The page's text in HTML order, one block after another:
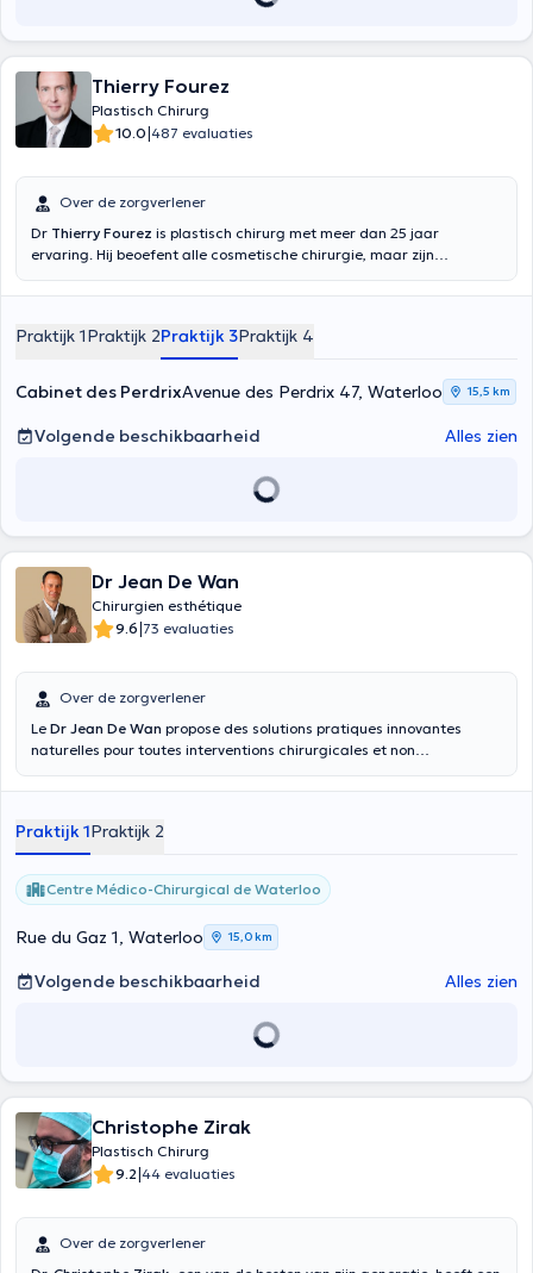
Thierry Fourez
Plastisch Chirurg
10.0|487 evaluaties
Over de zorgverlener
Dr Thierry Fourez is plastisch chirurg met meer dan 25 jaar
ervaring. Hij beoefent alle cosmetische chirurgie, maar zijn
en buikwandcorrecties. Hij heeft een graad in Plastische,
Doctoranytime geeft u alleen een afspraak op Avenue des Perdrix.
Als u denkt dat de vertraging lang is, kunt u bellen met het Centre
Médical de Waterloo op 02 354 05 52 of de Clinique Claris op 02
789 69 00. Dank u en tot ziens.
Praktijk 1Praktijk 2Praktijk 3Praktijk 4
Cabinet des PerdrixAvenue des Perdrix 47, Waterloo 15,5 km
Volgende beschikbaarheid Alles zien
Dr Jean De Wan
Chirurgien esthétique
9.6|73 evaluaties
Over de zorgverlener
Le Dr Jean De Wan propose des solutions pratiques innovantes
naturelles pour toutes interventions chirurgicales et non
années d’expérience et de nouvelles technologies.
Praktijk 1Praktijk 2
Centre Médico-Chirurgical de Waterloo
Rue du Gaz 1, Waterloo 15,0 km
Volgende beschikbaarheid Alles zien
Christophe Zirak
Plastisch Chirurg
9.2|44 evaluaties
Over de zorgverlener